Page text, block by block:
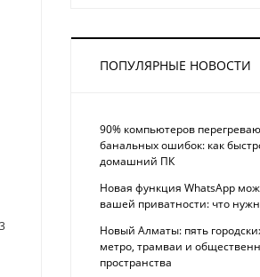
ПОПУЛЯРНЫЕ НОВОСТИ
90% компьютеров
банальных ошибок: как
домашний ПК
Новая функция WhatsApp
вашей приватности: что
Новый Алматы: пять
метро, трамваи и
пространства